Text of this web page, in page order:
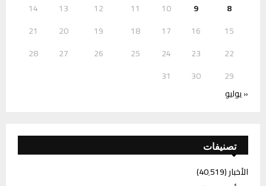
8
9
10
11
12
13
14
15
16
17
18
19
20
21
22
23
24
25
26
27
28
29
30
31
« يوليو
تصنيفات
الأخبار(40٬519)